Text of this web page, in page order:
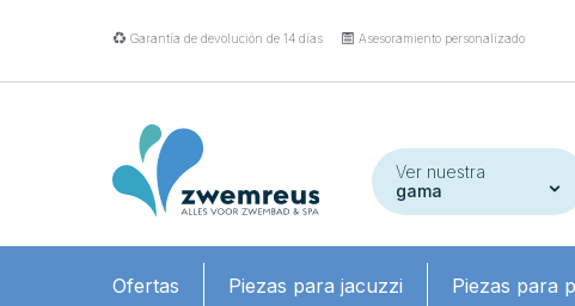
Garantía de devolución de 14 días Asesoramiento personalizado
Ver nuestra
gama
Ofertas Piezas para jacuzzi Piezas para